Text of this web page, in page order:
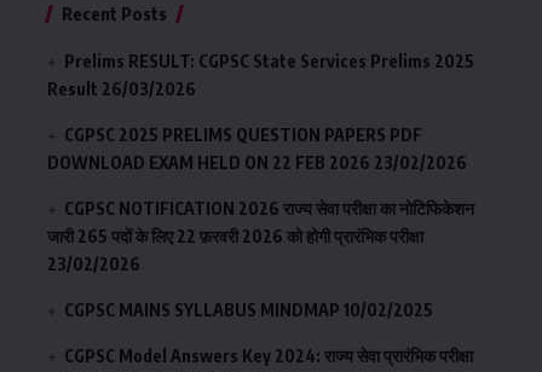
Recent Posts
Prelims RESULT: CGPSC State Services Prelims 2025
Result 26/03/2026
CGPSC 2025 PRELIMS QUESTION PAPERS PDF
DOWNLOAD EXAM HELD ON 22 FEB 2026 23/02/2026
CGPSC NOTIFICATION 2026 राज्य सेवा परीक्षा का नोटिफिकेशन
जारी 265 पदों के लिए 22 फ़रवरी 2026 को होगी प्रारंभिक परीक्षा
23/02/2026
CGPSC MAINS SYLLABUS MINDMAP 10/02/2025
CGPSC Model Answers Key 2024: राज्य सेवा प्रारंभिक परीक्षा